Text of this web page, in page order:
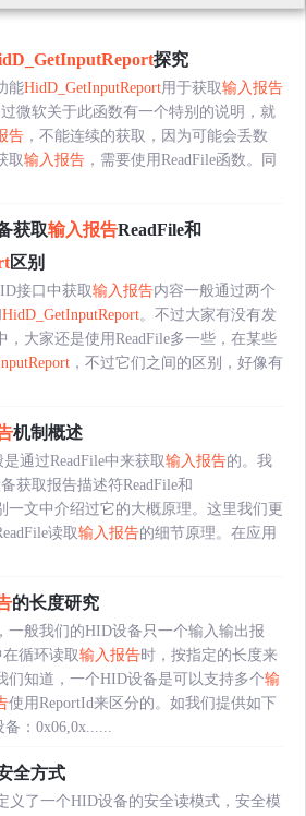
探究
能HidD_GetInputReport用于获取输入报告
微软关于此函数有一个特别的说明，就
告 ，不能连续的获取，因为可能会丢数
取输入报告 ，需要使用ReadFile函数。同
获取输入报告ReadFile和
区别
接口中获取输入报告内容一般通过两个
HidD_GetInputReport。不过大家有没有发
大家还是使用ReadFile多一些，在某些
，不过它们之间的区别，好像有
机制概述
通过ReadFile中来获取输入报告的。我
获取报告描述符ReadFile和
一文中介绍过它的大概原理。这里我们更
读取输入报告的细节原理。在应用
的长度研究
一般我们的HID设备只一个输入输出报
在循环读取输入报告时，按指定的长度来
们知道，一个HID设备是可以支持多个输
使用ReportId来区分的。如我们提供如下
：0x06,0x......
全方式
义了一个HID设备的安全读模式，安全模